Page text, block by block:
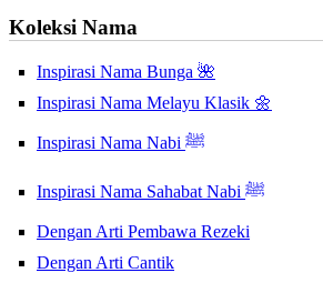
Koleksi Nama
Inspirasi Nama Bunga 🌺
Inspirasi Nama Melayu Klasik 🌼
Inspirasi Nama Nabi ﷺ
Inspirasi Nama Sahabat Nabi ﷺ
Dengan Arti Pembawa Rezeki
Dengan Arti Cantik